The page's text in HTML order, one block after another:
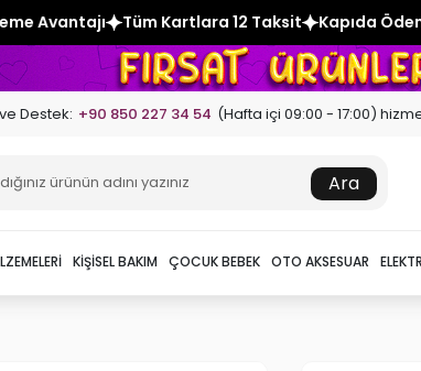
12 Taksit Kapıda Ödeme Avantajı Tüm
Destek: +90 850 227 34 54 (Hafta içi 09:00 - 17:00)
Ara
KIŞISEL BAKIM ÇOCUK BEBEK OTO AKSESUAR